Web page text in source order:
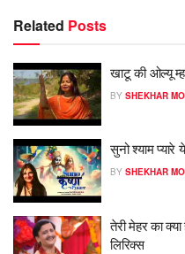
Related Posts
खाटू की ओल्यू
BY SHEKHAR
सुनो श्याम प्यारे
BY SHEKHAR
तेरी मेहर का
लिरिक्स